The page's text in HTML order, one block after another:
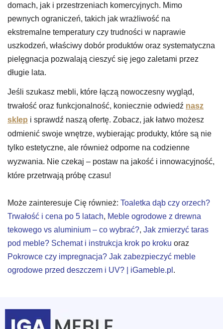
domach, jak i przestrzeniach komercyjnych. Mimo
pewnych ograniczeń, takich jak wrażliwość na
ekstremalne temperatury czy trudności w naprawie
uszkodzeń, właściwy dobór produktów oraz systematyczna
pielęgnacja pozwalają cieszyć się jego zaletami przez
długie lata.
Jeśli szukasz mebli, które łączą nowoczesny wygląd,
trwałość oraz funkcjonalność, koniecznie odwiedź nasz
sklep i sprawdź naszą ofertę. Zobacz, jak łatwo możesz
odmienić swoje wnętrze, wybierając produkty, które są nie
tylko estetyczne, ale również odporne na codzienne
wyzwania. Nie czekaj – postaw na jakość i innowacyjność,
które przetrwają próbę czasu!
Może zainteresuje Cię również: Toaletka dąb czy orzech?
Trwałość i cena po 5 latach, Meble ogrodowe z drewna
tekowego vs aluminium – co wybrać?, Jak zmierzyć taras
pod meble? Schemat i instrukcja krok po kroku oraz
Pokrowce czy impregnacja? Jak zabezpieczyć meble
ogrodowe przed deszczem i UV? | iGameble.pl .